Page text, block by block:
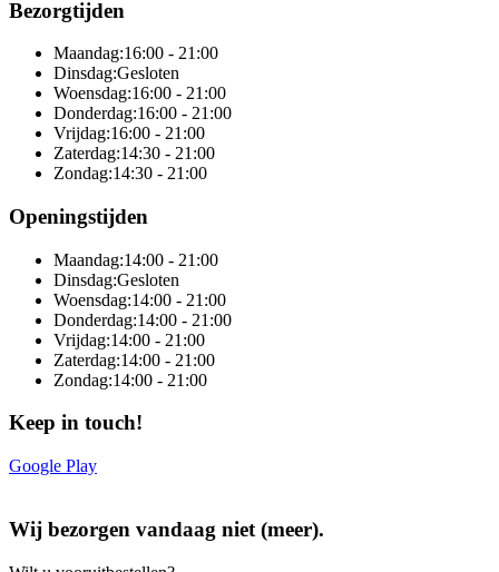
Bezorgtijden
Maandag:16:00 - 21:00
Dinsdag:Gesloten
Woensdag:16:00 - 21:00
Donderdag:16:00 - 21:00
Vrijdag:16:00 - 21:00
Zaterdag:14:30 - 21:00
Zondag:14:30 - 21:00
Openingstijden
Maandag:14:00 - 21:00
Dinsdag:Gesloten
Woensdag:14:00 - 21:00
Donderdag:14:00 - 21:00
Vrijdag:14:00 - 21:00
Zaterdag:14:00 - 21:00
Zondag:14:00 - 21:00
Keep in touch!
Google Play
Wij bezorgen vandaag niet (meer).